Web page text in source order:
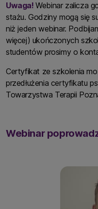
Uwaga! Webinar zalicza
stażu. Godziny mogą się
niż jeden webinar.
więcej) ukończonych
studentów prosimy o
Certyfikat ze szkolenia
przedłużenia certyfikatu
Towarzystwa Terapii
Webinar